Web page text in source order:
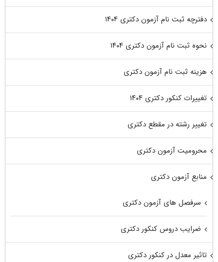
دفترچه ثبت نام آزمون دکتری ۱۴۰۴
نحوه ثبت نام آزمون دکتری ۱۴۰۴
هزینه ثبت نام آزمون دکتری
تغییرات کنکور دکتری ۱۴۰۴
تغییر رشته در مقطع دکتری
محرومیت آزمون دکتری
منابع آزمون دکتری
سرفصل های آزمون دکتری
ضرایب دروس کنکور دکتری
تاثیر معدل در کنکور دکتری